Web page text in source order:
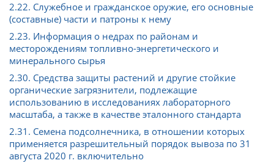
2.22. Служебное и гражданское оружие, его основные
(составные) части и патроны к нему
2.23. Информация о недрах по районам и
месторождениям топливно-энергетического и
минерального сырья
2.30. Средства защиты растений и другие стойкие
органические загрязнители, подлежащие
использованию в исследованиях лабораторного
масштаба, а также в качестве эталонного стандарта
2.31. Семена подсолнечника, в отношении которых
применяется разрешительный порядок вывоза по 31
августа 2020 г. включительно